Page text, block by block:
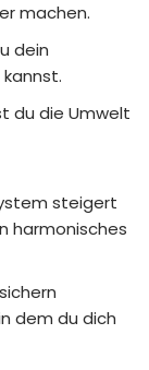
machen.
dein
du die Umwelt
steigert
harmonisches
dem du dich